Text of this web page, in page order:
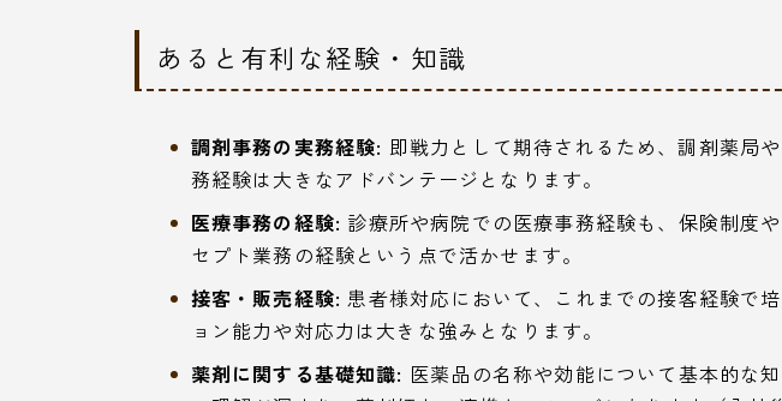
あると有利な経験・知識
調剤事務の実務経験: 即戦力として期待されるため、調剤薬局
務経験は大きなアドバンテージとなります。
医療事務の経験: 診療所や病院での医療事務経験も、保険制度
セプト業務の経験という点で活かせます。
接客・販売経験: 患者様対応において、これまでの接客経験で
ョン能力や対応力は大きな強みとなります。
薬剤に関する基礎知識: 医薬品の名称や効能について基本的な